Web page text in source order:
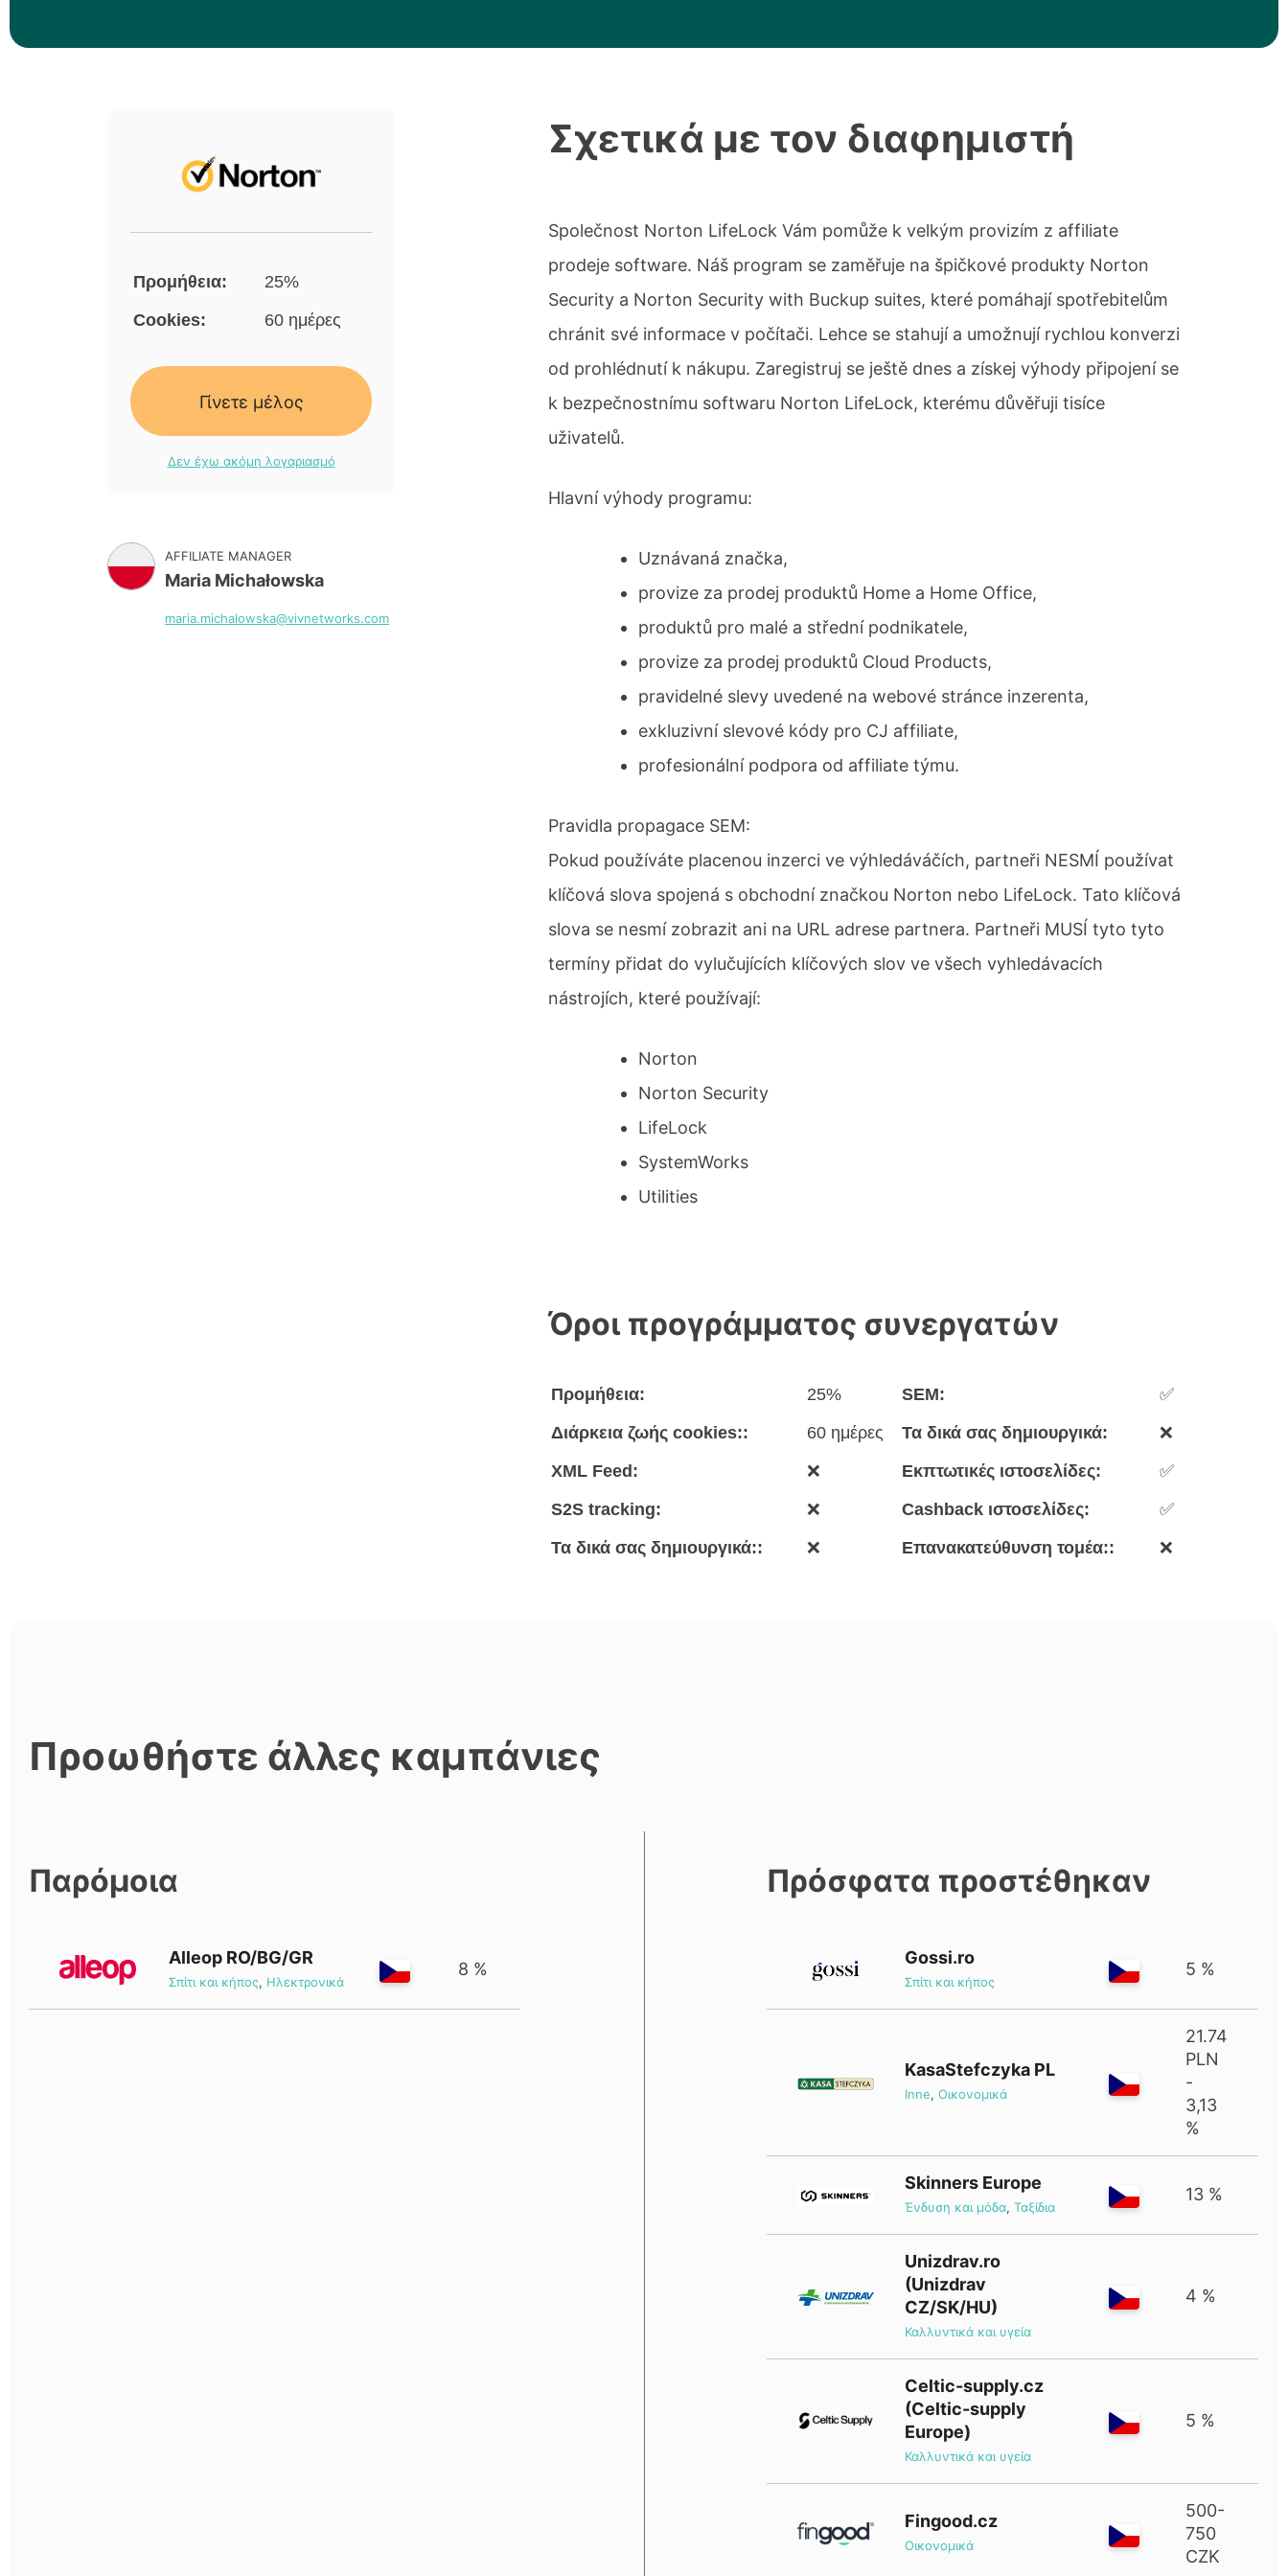
Προμήθεια:
25%
Cookies:
60 ημέρες
Γίνετε μέλος
Δεν έχω ακόμη λογαριασμό
AFFILIATE MANAGER
Maria Michałowska
maria.michalowska@vivnetworks.com
Σχετικά με τον διαφημιστή
Společnost Norton LifeLock Vám pomůže k velkým provizím z affiliate
prodeje software. Náš program se zaměřuje na špičkové produkty Norton
Security a Norton Security with Buckup suites, které pomáhají spotřebitelům
chránit své informace v počítači. Lehce se stahují a umožnují rychlou konverzi
od prohlédnutí k nákupu. Zaregistruj se ještě dnes a získej výhody připojení se
k bezpečnostnímu softwaru Norton LifeLock, kterému důvěřuji tisíce
uživatelů.
Hlavní výhody programu:
Uznávaná značka,
provize za prodej produktů Home a Home Office,
produktů pro malé a střední podnikatele,
provize za prodej produktů Cloud Products,
pravidelné slevy uvedené na webové stránce inzerenta,
exkluzivní slevové kódy pro CJ affiliate,
profesionální podpora od affiliate týmu.
Pravidla propagace SEM:
Pokud používáte placenou inzerci ve výhledáváčích, partneři NESMÍ používat
klíčová slova spojená s obchodní značkou Norton nebo LifeLock. Tato klíčová
slova se nesmí zobrazit ani na URL adrese partnera. Partneři MUSÍ tyto tyto
termíny přidat do vylučujících klíčových slov ve všech vyhledávacích
nástrojích, které používají:
Norton
Norton Security
LifeLock
SystemWorks
Utilities
Όροι προγράμματος συνεργατών
Προμήθεια: 25% SEM:
✅
Διάρκεια ζωής cookies::
60 ημέρες Τα δικά σας δημιουργικά:
❌
XML Feed:
❌ Εκπτωτικές ιστοσελίδες:
✅
S2S tracking:
❌ Cashback ιστοσελίδες:
✅
Τα δικά σας δημιουργικά::
❌ Επανακατεύθυνση τομέα:: ❌
Προωθήστε άλλες καμπάνιες
Παρόμοια
Alleop RO/BG/GR
Σπίτι και κήπος, Ηλεκτρονικά
8 %
Πρόσφατα προστέθηκαν
Gossi.ro
Σπίτι και κήπος
5 %
KasaStefczyka PL
Inne,Οικονομικά
21.74
PLN
-
3,13
%
Skinners Europe
Ένδυση και μόδα,Ταξίδια
13 %
Unizdrav.ro
(Unizdrav
CZ/SK/HU)
Καλλυντικά και υγεία
4 %
Celtic-supply.cz
(Celtic-supply
Europe)
Καλλυντικά και υγεία
5 %
Fingood.cz
Οικονομικά
500-
750
CZK